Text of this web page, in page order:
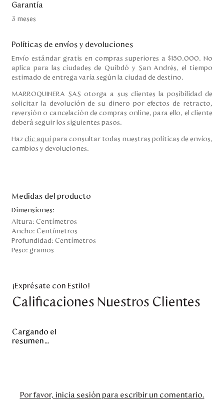
Garantía
3 meses
Políticas de envíos y devoluciones
Envío estándar gratis en compras superiores a $150.000. No
aplica para las ciudades de Quibdó y San Andrés, el tiempo
estimado de entrega varía según la ciudad de destino.
MARROQUINERA SAS otorga a sus clientes la posibilidad de
solicitar la devolución de su dinero por efectos de retracto,
reversión o cancelación de compras online, para ello, el cliente
deberá seguir los siguientes pasos.
Haz clic aquí para consultar todas nuestras políticas de envíos,
cambios y devoluciones.
Medidas del producto
Dimensiones:
Altura: Centímetros
Ancho: Centímetros
Profundidad: Centímetros
Peso: gramos
¡Exprésate con Estilo!
Calificaciones Nuestros Clientes
Cargando el
resumen…
Por favor, inicia sesión para escribir un comentario.